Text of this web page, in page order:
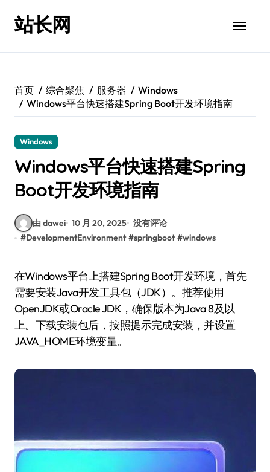
站长网
首页 综合聚焦 服务器
Windows
Windows平台快速搭建Spring Boot开发环境指南
Windows
Windows平台快速搭建Spring
Boot开发环境指南
由 dawei 10 月 20, 2025 没有评论
#DevelopmentEnvironment #springboot #windows
在Windows平台上搭建Spring Boot开发环境，首先
需要安装Java开发工具包（JDK）。推荐使用
OpenJDK或Oracle JDK，确保版本为Java 8及以
上。下载安装包后，按照提示完成安装，并设置
JAVA_HOME环境变量。